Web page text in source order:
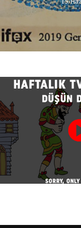
erişim engeli
30/07/2026